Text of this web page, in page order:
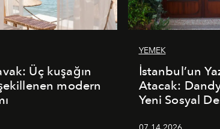
Üç kuşağın
modern
YEMEK
İstanbul’un
Atacak:
Yeni Sosyal